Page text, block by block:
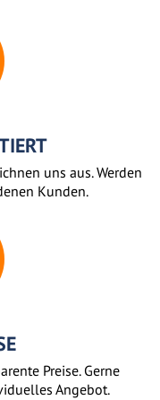
uns aus. Werden
Kunden.
Preise. Gerne
Angebot.